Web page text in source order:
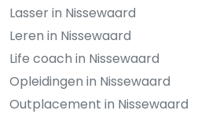
Lasser in Nissewaard
Leren in Nissewaard
Life coach in Nissewaard
Opleidingen in Nissewaard
Outplacement in Nissewaard